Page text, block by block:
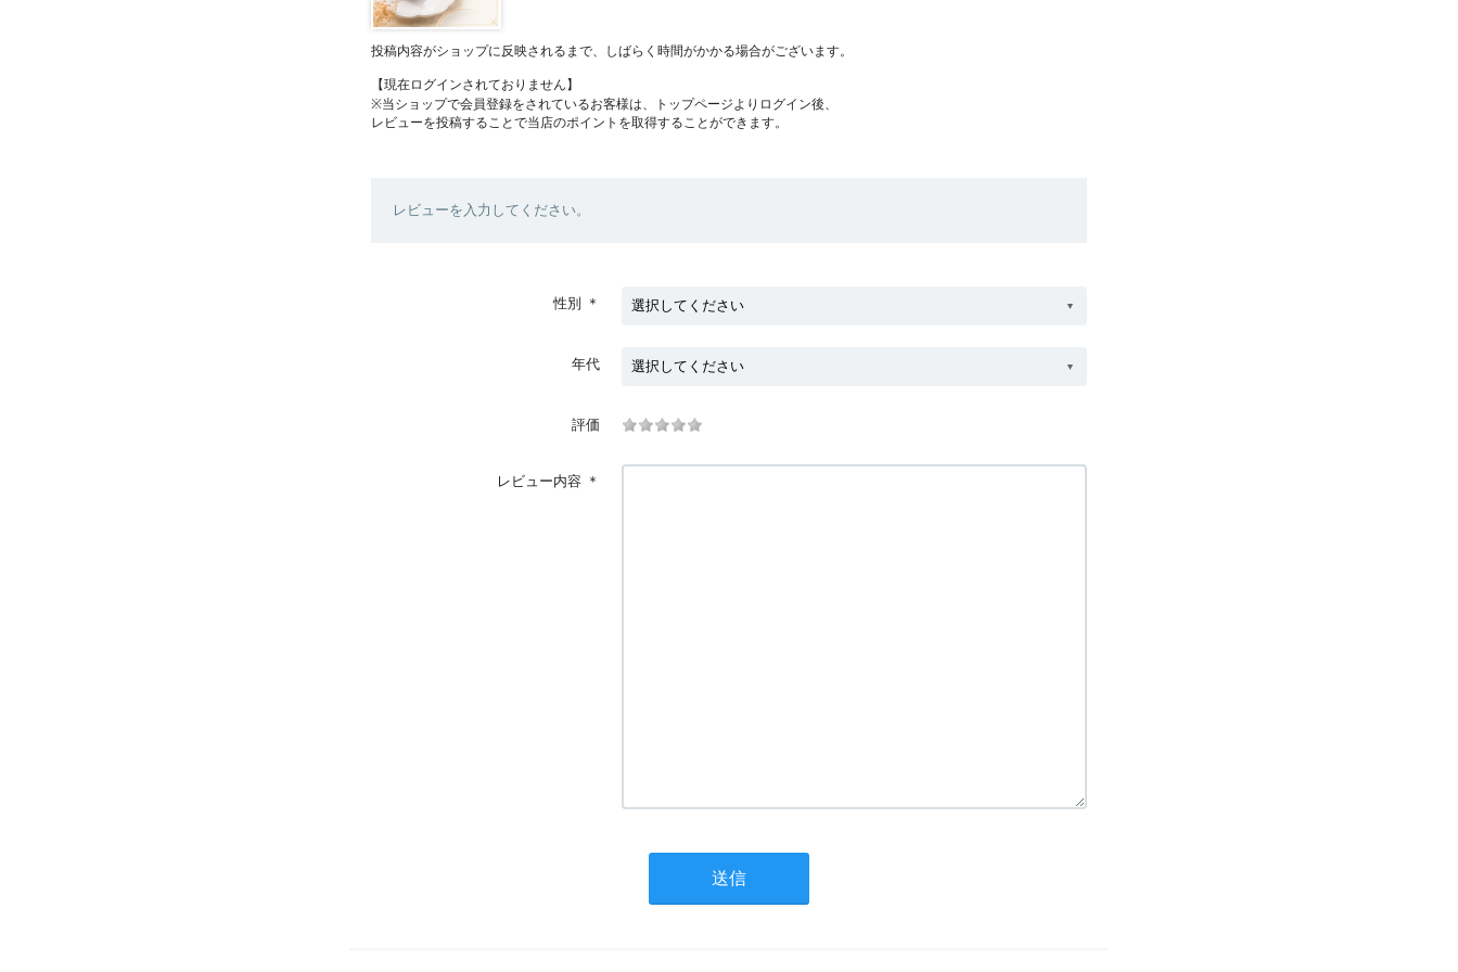
投稿内容がショップに反映されるまで、しばらく時間がかかる場合がございます。
【現在ログインされておりません】
※当ショップで会員登録をされているお客様は、トップページよりログイン後、
レビューを投稿することで当店のポイントを取得することができます。
レビューを入力してください。
性別 ＊
年代
評価
レビュー内容 ＊